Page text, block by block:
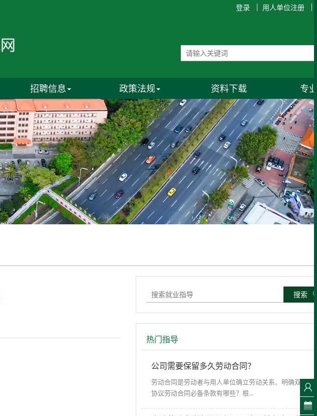
登录 用人单位注册
招聘信息 政策法规 资料下载 专
搜索
热门指导
公司需要保留多久劳动合同？
劳动合同是劳动者与用人单位确立劳动关系、明确双方权
协议劳动合同必备条款有哪些？根...